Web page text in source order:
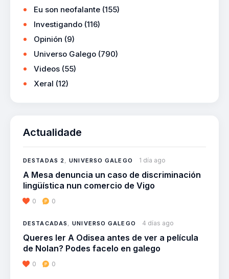
Eu son neofalante (155)
Investigando (116)
Opinión (9)
Universo Galego (790)
Videos (55)
Xeral (12)
Actualidade
DESTADAS 2,UNIVERSO GALEGO 1 día ago
A Mesa denuncia un caso de discriminación
lingüística nun comercio de Vigo
0 0
DESTACADAS ,UNIVERSO GALEGO 4 días ago
Queres ler A Odisea antes de ver a película
de Nolan? Podes facelo en galego
0 0